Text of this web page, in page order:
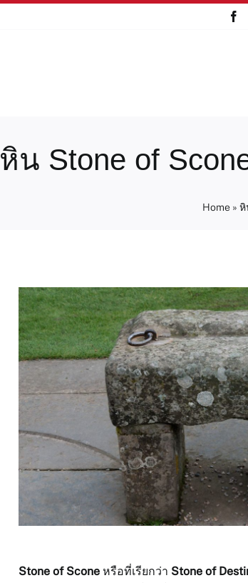
หิน Stone of
Home » หิ
Stone of Sconeหรือที่เรียกว่า Stone of